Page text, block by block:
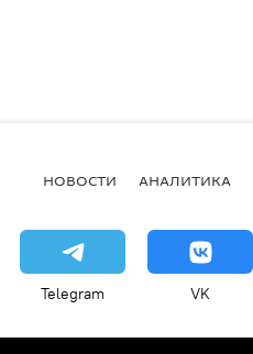
НОВОСТИ АНАЛИТИКА
Telegram VK